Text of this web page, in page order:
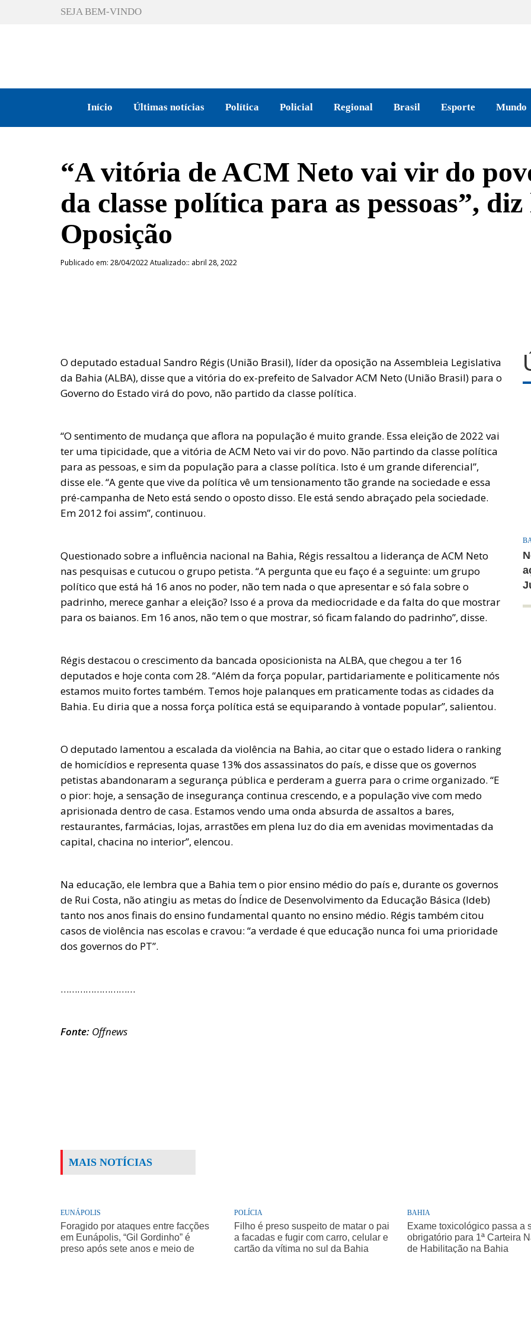
SEJA BEM-VINDO
Início Últimas notícias Política Policial Regional Brasil Esporte Mundo
“A vitória de ACM Neto vai vir do
da classe política para as pessoas”,
Oposição
Publicado em: 28/04/2022 Atualizado:: abril 28, 2022
O deputado estadual Sandro Régis (União Brasil), líder da oposição na Assembleia Legislativa
da Bahia (ALBA), disse que a vitória do ex-prefeito de Salvador ACM Neto (União Brasil) para o
Governo do Estado virá do povo, não partido da classe política.
“O sentimento de mudança que aflora na população é muito grande. Essa eleição de 2022 vai
ter uma tipicidade, que a vitória de ACM Neto vai vir do povo. Não partindo da classe política
para as pessoas, e sim da população para a classe política. Isto é um grande diferencial”,
disse ele. “A gente que vive da política vê um tensionamento tão grande na sociedade e essa
pré-campanha de Neto está sendo o oposto disso. Ele está sendo abraçado pela sociedade.
Em 2012 foi assim”, continuou.
Questionado sobre a influência nacional na Bahia, Régis ressaltou a liderança de ACM Neto
nas pesquisas e cutucou o grupo petista. “A pergunta que eu faço é a seguinte: um grupo
político que está há 16 anos no poder, não tem nada o que apresentar e só fala sobre o
padrinho, merece ganhar a eleição? Isso é a prova da mediocridade e da falta do que mostrar
para os baianos. Em 16 anos, não tem o que mostrar, só ficam falando do padrinho”, disse.
Régis destacou o crescimento da bancada oposicionista na ALBA, que chegou a ter 16
deputados e hoje conta com 28. “Além da força popular, partidariamente e politicamente nós
estamos muito fortes também. Temos hoje palanques em praticamente todas as cidades da
Bahia. Eu diria que a nossa força política está se equiparando à vontade popular”, salientou.
O deputado lamentou a escalada da violência na Bahia, ao citar que o estado lidera o ranking
de homicídios e representa quase 13% dos assassinatos do país, e disse que os governos
petistas abandonaram a segurança pública e perderam a guerra para o crime organizado. “E
o pior: hoje, a sensação de insegurança continua crescendo, e a população vive com medo
aprisionada dentro de casa. Estamos vendo uma onda absurda de assaltos a bares,
restaurantes, farmácias, lojas, arrastões em plena luz do dia em avenidas movimentadas da
capital, chacina no interior”, elencou.
Na educação, ele lembra que a Bahia tem o pior ensino médio do país e, durante os governos
de Rui Costa, não atingiu as metas do Índice de Desenvolvimento da Educação Básica (Ideb)
tanto nos anos finais do ensino fundamental quanto no ensino médio. Régis também citou
casos de violência nas escolas e cravou: “a verdade é que educação nunca foi uma prioridade
dos governos do PT”.
………………………
Fonte: Offnews
MAIS NOTÍCIAS
EUNÁPOLIS
Foragido por ataques entre facções
em Eunápolis, “Gil Gordinho” é
preso após sete anos e meio de
POLÍCIA
Filho é preso suspeito de matar o pai
a facadas e fugir com carro, celular e
cartão da vítima no sul da Bahia
BAHIA
Exame toxicológico passa a
obrigatório para 1ª Carteira
de Habilitação na Bahia